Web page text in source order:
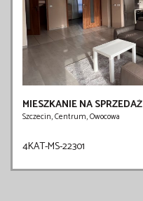
MIESZKANIE NA SPRZEDAŻ
Szczecin, Centrum, Owocowa
4KAT-MS-22301